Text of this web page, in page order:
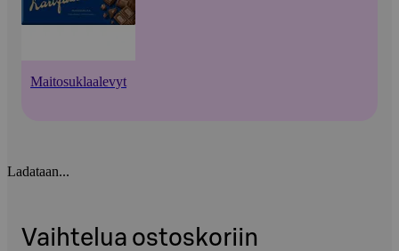
Maitosuklaalevyt
Ladataan...
Vaihtelua ostoskoriin